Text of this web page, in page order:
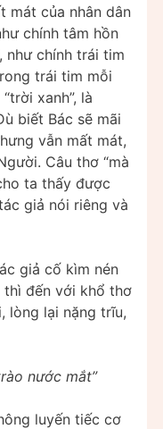
mát của nhân dân
chính tâm hồn
như chính trái tim
trái tim mỗi
xanh”, là
biết Bác sẽ mãi
vẫn mất mát,
Câu thơ “mà
ta thấy được
giả nói riêng và
giả cố kìm nén
thì đến với khổ thơ
lòng lại nặng trĩu,
nước mắt”
luyến tiếc cơ